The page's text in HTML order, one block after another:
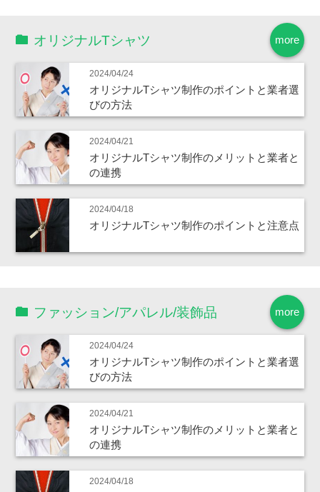
more
オリジナルTシャツ
2024/04/24
オリジナルTシャツ制作のポイントと業者選
びの方法
2024/04/21
オリジナルTシャツ制作のメリットと業者と
の連携
2024/04/18
オリジナルTシャツ制作のポイントと注意点
more
ファッション/アパレル/装飾品
2024/04/24
オリジナルTシャツ制作のポイントと業者選
びの方法
2024/04/21
オリジナルTシャツ制作のメリットと業者と
の連携
2024/04/18